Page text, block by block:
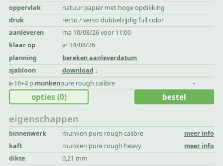
oppervlak
natuur papier met hoge opdikking
druk
recto / verso dubbelzijdig full color
aanleveren
ma 10/08/26 voor 11:00
klaar op
vr 14/08/26
planning
bereken aanleverdatum
sjabloon
download
▶︎16+4 p.munkenpure rough calibre -
eigenschappen
binnenwerk munken pure rough calibre
meer info
kaft
munken pure rough heavy
meer info
dikte
0,21 mm
opties (0) bestel